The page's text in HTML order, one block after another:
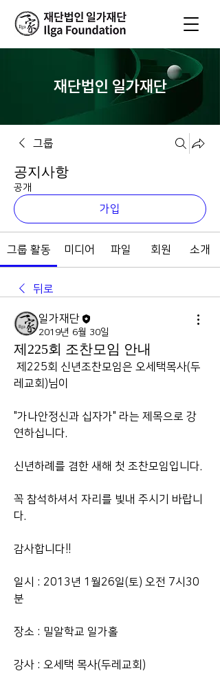
재단법인 일가재단
그룹
공지사항
공개
가입
그룹 활동 미디어 파일 회원 소개
뒤로
일가재단
2019년 6월 30일
제225회 조찬모임 안내
레교회)님이
"가나안정신과 십자가" 라는 제목으로 강
연하십니다.
신년하례를 겸한 새해 첫 조찬모임입니다.
꼭 참석하셔서 자리를 빛내 주시기 바랍니
다.
감사합니다!!
일시 : 2013년 1월26일(토) 오전 7시30
분
장소 : 밀알학교 일가홀
강사 : 오세택 목사(두레교회)